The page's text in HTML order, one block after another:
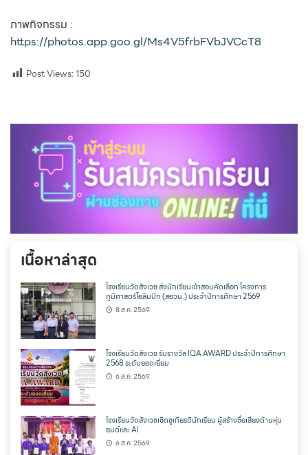
ภาพกิจกรรม :
https://photos.app.goo.gl/Ms4V5frbFVbJVCcT8
Post Views:150
เนื้อหาล่าสุด
โรงเรียนวัดสังเวช ส่งนักเรียนเข้าสอบคัดเลือก โครงการ
ภูมิศาสตร์โอลิมปิก (สอวน.) ประจำปีการศึกษา 2569
8 ส.ค. 2569
โรงเรียนวัดสังเวช รับรางวัล IQA AWARD ประจำปีการศึกษา
2568 ระดับยอดเยี่ยม
6 ส.ค. 2569
โรงเรียนวัดสังเวชเชิดชูเกียรตินักเรียน ผู้สร้างชื่อเสียงด้านหุ่น
ยนต์และ AI
6 ส.ค. 2569